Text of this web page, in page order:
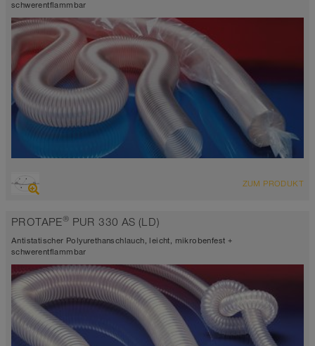
schwerentflammbar
abriebfester Saugschlauch + Druckschlauch, Mehrzweckschlauch +
antistatisch < 10⁹
Wandstärke 0,4mm
-40°C bis 90°C (125°C)
ZUM PRODUKT
PROTAPE® PUR 330 AS (LD)
Antistatischer Polyurethanschlauch, leicht, mikrobenfest +
schwerentflammbar